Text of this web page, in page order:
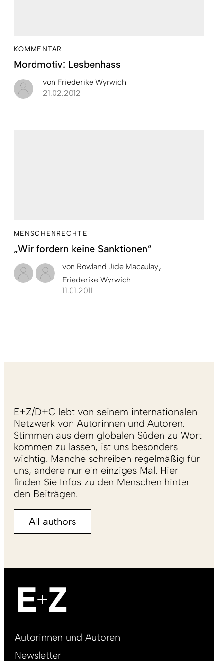
KOMMENTAR
Mordmotiv: Lesbenhass
von Friederike Wyrwich
21.02.2012
MENSCHENRECHTE
„Wir fordern keine Sanktionen“
von Rowland Jide Macaulay
Friederike Wyrwich
11.01.2011
E+Z/D+C lebt von seinem internationalen
Netzwerk von Autorinnen und Autoren.
Stimmen aus dem globalen Süden zu Wort
kommen zu lassen, ist uns besonders
wichtig. Manche schreiben regelmäßig für
uns, andere nur ein einziges Mal. Hier
finden Sie Infos zu den Menschen hinter
den Beiträgen.
All authors
Footer
DE
Autorinnen und Autoren
Newsletter